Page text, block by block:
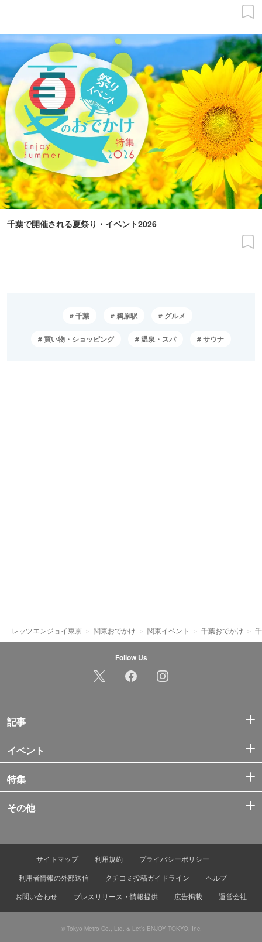
千葉で開催される夏祭り・イベント2026
千葉 鵜原駅 グルメ
買い物・ショッピング 温泉・スパ サウナ
レッツエンジョイ東京 関東おでかけ 関東イベント 千葉おでかけ
Follow Us
記事
イベント
特集
その他
サイトマップ 利用規約
プライバシーポリシー
利用者情報の外部送信
クチコミ投稿ガイドライン
ヘルプ
お問い合わせ
プレスリリース・情報提供 広告掲載 運営会社
© Tokyo Metro Co., Ltd. & Let’s ENJOY TOKYO, Inc.